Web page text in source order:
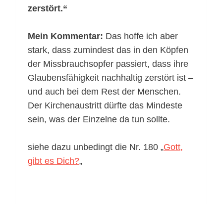
zerstört.“
Mein Kommentar: Das hoffe ich aber
stark, dass zumindest das in den Köpfen
der Missbrauchsopfer passiert, dass ihre
Glaubensfähigkeit nachhaltig zerstört ist –
und auch bei dem Rest der Menschen.
Der Kirchenaustritt dürfte das Mindeste
sein, was der Einzelne da tun sollte.
siehe dazu unbedingt die Nr. 180 „Gott,
gibt es Dich?„